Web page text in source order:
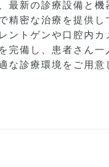
最新の診療設備と機
精密な治療を提供し
ントゲンや口腔内カ
完備し、患者さん一
な診療環境をご用意